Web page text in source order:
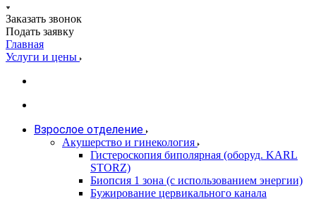
Заказать звонок
Подать заявку
Главная
Услуги и цены
Взрослое отделение
Акушерство и гинекология
Гистероскопия биполярная (оборуд. KARL
STORZ)
Биопсия 1 зона (с использованием энергии)
Бужирование цервикального канала